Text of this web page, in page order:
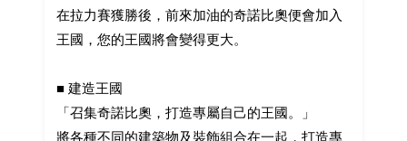
在拉力賽獲勝後，前來加油的奇諾比奧便會加入
王國，您的王國將會變得更大。
■ 建造王國
「召集奇諾比奧，打造專屬自己的王國。」
將各種不同的建築物及裝飾組合在一起，打造專